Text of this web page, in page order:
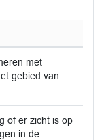
met
gebied van
of er zicht is op
in de